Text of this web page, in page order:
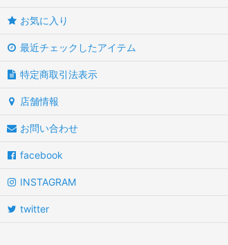
お気に入り
最近チェックしたアイテム
特定商取引法表示
店舗情報
お問い合わせ
facebook
INSTAGRAM
twitter